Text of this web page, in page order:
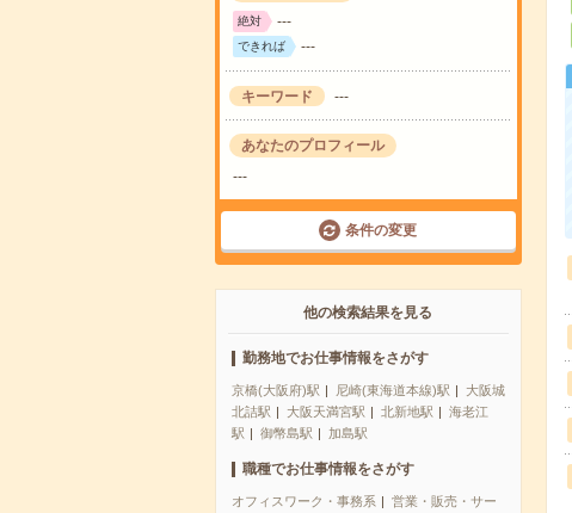
絶対 ---
できれば ---
キーワード ---
あなたのプロフィール
---
条件の変更
他の検索結果を見る
勤務地でお仕事情報をさがす
京橋(大阪府)駅 尼崎(東海道本線)駅
大阪城
北詰駅
大阪天満宮駅 北新地駅
海老江
駅
御幣島駅 加島駅
職種でお仕事情報をさがす
オフィスワーク・事務系
営業・販売・サー